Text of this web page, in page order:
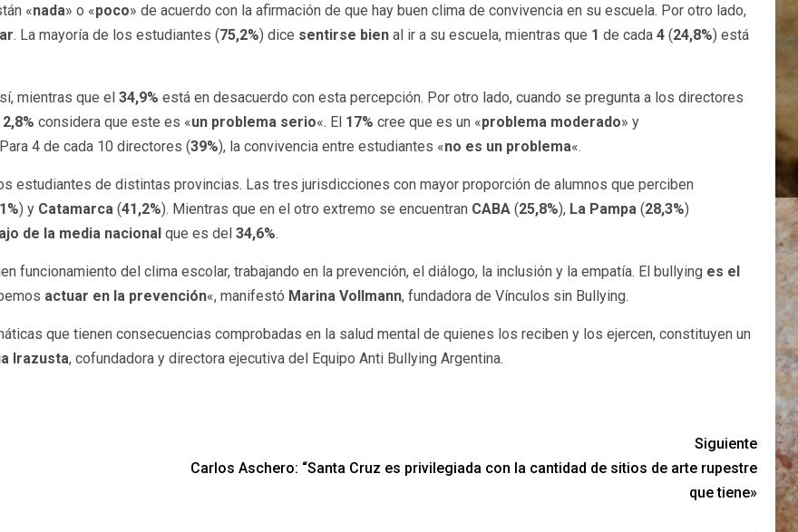
«nada» o «poco» de acuerdo con la afirmación de que hay buen clima de convivencia en su escuela. Por otro lado,
. La mayoría de los estudiantes (75,2%) dice sentirse bien al ir a su escuela, mientras que 1 de cada 4 (24,8%) está
mientras que el 34,9% está en desacuerdo con esta percepción. Por otro lado, cuando se pregunta a los directores
2,8% considera que este es «un problema serio«. El 17% cree que es un «problema moderado» y
4 de cada 10 directores (39%), la convivencia entre estudiantes «no es un problema«.
estudiantes de distintas provincias. Las tres jurisdicciones con mayor proporción de alumnos que perciben
) y Catamarca (41,2%). Mientras que en el otro extremo se encuentran CABA (25,8%), La Pampa (28,3%)
de la media nacional que es del 34,6%.
funcionamiento del clima escolar, trabajando en la prevención, el diálogo, la inclusión y la empatía. El bullying es el
actuar en la prevención«, manifestó Marina Vollmann, fundadora de Vínculos sin Bullying.
que tienen consecuencias comprobadas en la salud mental de quienes los reciben y los ejercen, constituyen un
Irazusta, cofundadora y directora ejecutiva del Equipo Anti Bullying Argentina.
Siguiente
Carlos Aschero: “Santa Cruz es privilegiada con la cantidad de sitios de arte rupestre
que tiene»